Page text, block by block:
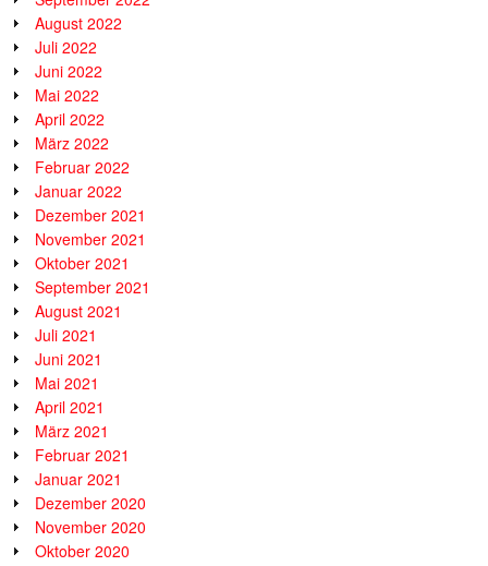
August 2022
Juli 2022
Juni 2022
Mai 2022
April 2022
März 2022
Februar 2022
Januar 2022
Dezember 2021
November 2021
Oktober 2021
September 2021
August 2021
Juli 2021
Juni 2021
Mai 2021
April 2021
März 2021
Februar 2021
Januar 2021
Dezember 2020
November 2020
Oktober 2020